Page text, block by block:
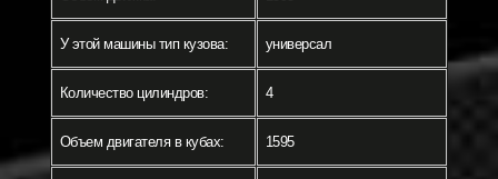
У этой машины тип кузова: универсал
Количество цилиндров: 4
Объем двигателя в кубах: 1595